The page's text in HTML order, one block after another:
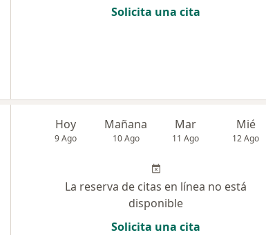
Solicita una cita
Hoy
9 Ago
Mañana
10 Ago
Mar
11 Ago
Mié
12 Ago
La reserva de citas en línea no está
disponible
Solicita una cita